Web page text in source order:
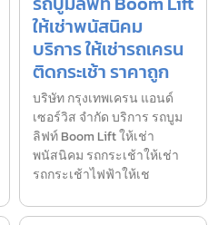
ให้เช่าพนัสนิคม
บริการ ให้เช่ารถเครน
ติดกระเช้า ราคาถูก
บริษัท กรุงเทพเครน แอนด์
เซอร์วิส จำกัด บริการ รถบูม
ลิฟท์ Boom Lift ให้เช่า
พนัสนิคม รถกระเช้าให้เช่า
รถกระเช้าไฟฟ้าให้เช